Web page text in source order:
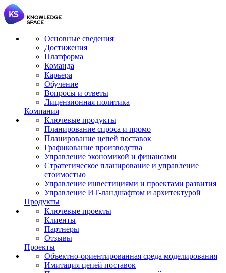
Основные сведения
Достижения
Платформа
Команда
Карьера
Обучение
Вопросы и ответы
Лицензионная политика
Компания
Ключевые продукты
Планирование спроса и промо
Планирование цепей поставок
Графикование производства
Управление экономикой и финансами
Стратегическое планирование и управление
стоимостью
Управление инвестициями и проектами развития
Управление ИТ-ландшафтом и архитектурой
Продукты
Ключевые проекты
Клиенты
Партнеры
Отзывы
Проекты
Объектно-ориентированная среда моделирования
Имитация цепей поставок